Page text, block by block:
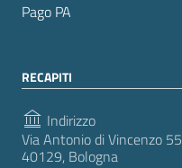
Pago PA
RECAPITI
Indirizzo
Via Antonio di Vincenzo 55
40129, Bologna